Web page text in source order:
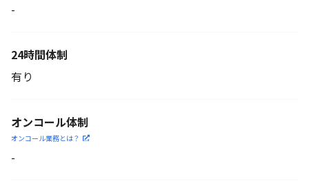
-
24時間体制
有り
オンコール体制
オンコール業務とは？
-